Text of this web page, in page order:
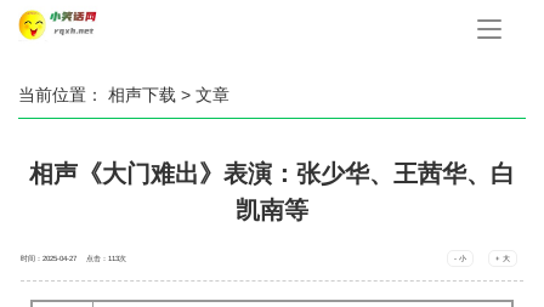
手
当前位置： 相声下载 > 文章
相声《大门难出》表演：张少华、王茜华、白
凯南等
时间：2025-04-27 点击：113次 - 小 + 大